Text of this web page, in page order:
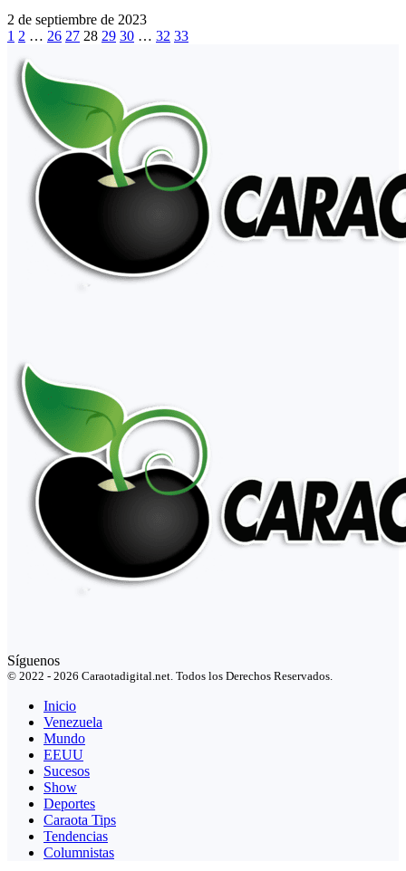
2 de septiembre de 2023
1 2 … 26 27 28 29 30 … 32 33
Síguenos
© 2022 - 2026 Caraotadigital.net. Todos los Derechos Reservados.
Inicio
Venezuela
Mundo
EEUU
Sucesos
Show
Deportes
Caraota Tips
Tendencias
Columnistas